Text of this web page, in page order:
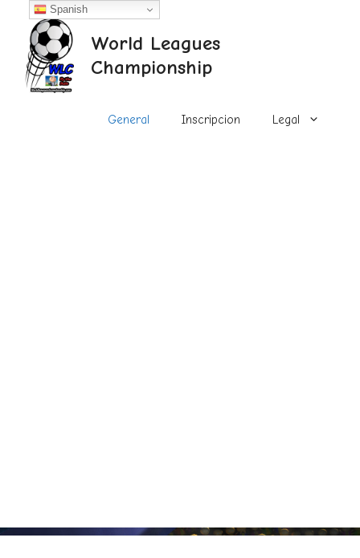
contenido
World Leagues
Championship
General Inscripcion Legal
Spanish